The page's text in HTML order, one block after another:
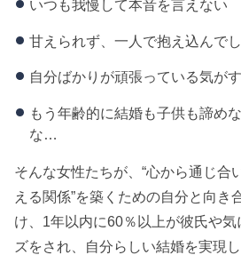
いつも我慢して本音を言えない
甘えられず、一人で抱え込んで
自分ばかりが頑張っている気が
もう年齢的に結婚も子供も諦め
な…
そんな女性たちが、“心から通じ合
える関係”を築くための自分と向き
け、1年以内に60％以上が彼氏や
ズをされ、自分らしい結婚を実現し